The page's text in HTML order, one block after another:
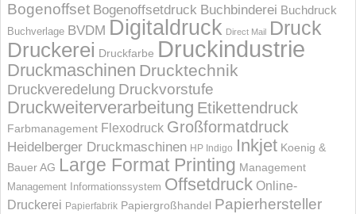
Bogenoffset Bogenoffsetdruck Buchbinderei Buchdruck
Buchverlage BVDM Digitaldruck Direct Mail Druck
Druckerei Druckfarbe Druckindustrie
Druckmaschinen Drucktechnik
Druckveredelung Druckvorstufe
Druckweiterverarbeitung Etikettendruck
Farbmanagement Flexodruck Großformatdruck
Heidelberger Druckmaschinen HP Indigo Inkjet Koenig &
Bauer AG Large Format Printing Management
Management Informations­system Offsetdruck Online-
Druckerei Papierfabrik Papiergroßhandel Papierhersteller